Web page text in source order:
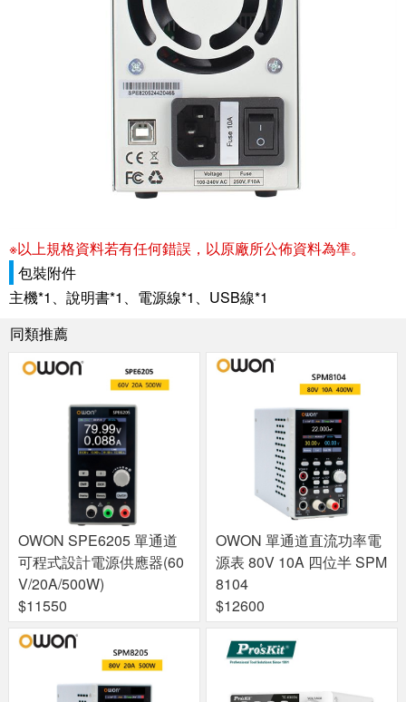
※以上規格資料若有任何錯誤，以原廠所公佈資料為準。
包裝附件
主機*1、說明書*1、電源線*1、USB線*1
同類推薦
OWON SPE6205 單通道
可程式設計電源供應器(60
V/20A/500W)
$11550
OWON 單通道直流功率電
源表 80V 10A 四位半 SPM
8104
$12600